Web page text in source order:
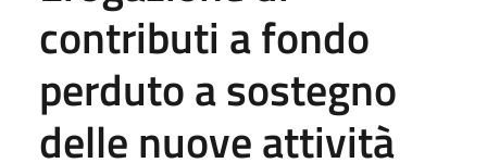
contributi a fondo
perduto a sostegno
delle nuove attività